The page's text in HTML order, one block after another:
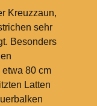
Kreuzzaun,
sehr
Besonders
80 cm
Latten